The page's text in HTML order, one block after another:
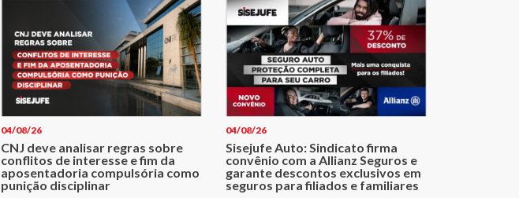
04/08/26
CNJ deve analisar regras sobre
conflitos de interesse e fim da
aposentadoria compulsória como
punição disciplinar
04/08/26
Sisejufe Auto: Sindicato firma
convênio com a Allianz Seguros e
garante descontos exclusivos em
seguros para filiados e familiares